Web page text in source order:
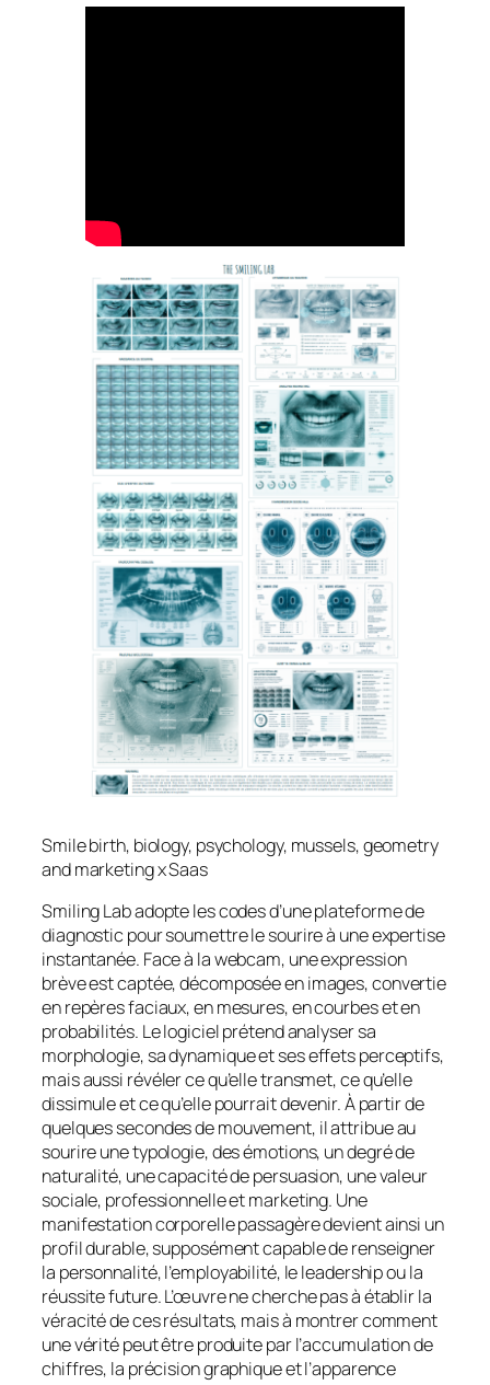
Smile birth, biology, psychology, mussels, geometry
and marketing x Saas
Smiling Lab adopte les codes d’une plateforme de
diagnostic pour soumettre le sourire à une expertise
instantanée. Face à la webcam, une expression
brève est captée, décomposée en images, convertie
en repères faciaux, en mesures, en courbes et en
probabilités. Le logiciel prétend analyser sa
morphologie, sa dynamique et ses effets perceptifs,
mais aussi révéler ce qu’elle transmet, ce qu’elle
dissimule et ce qu’elle pourrait devenir. À partir de
quelques secondes de mouvement, il attribue au
sourire une typologie, des émotions, un degré de
naturalité, une capacité de persuasion, une valeur
sociale, professionnelle et marketing. Une
manifestation corporelle passagère devient ainsi un
profil durable, supposément capable de renseigner
la personnalité, l’employabilité, le leadership ou la
réussite future. L’œuvre ne cherche pas à établir la
véracité de ces résultats, mais à montrer comment
une vérité peut être produite par l’accumulation de
chiffres, la précision graphique et l’apparence